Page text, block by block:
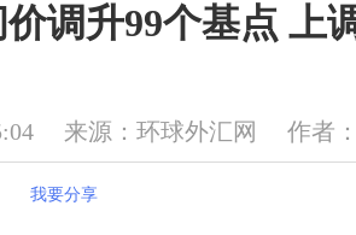
调升99个基点 上
来源：环球外汇网 作者
我要分享